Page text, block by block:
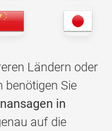
Ländern oder
benötigen Sie
in
auf die